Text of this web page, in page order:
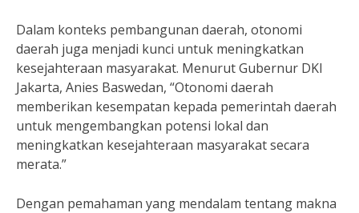
Dalam konteks pembangunan daerah, otonomi
daerah juga menjadi kunci untuk meningkatkan
kesejahteraan masyarakat. Menurut Gubernur DKI
Jakarta, Anies Baswedan, “Otonomi daerah
memberikan kesempatan kepada pemerintah daerah
untuk mengembangkan potensi lokal dan
meningkatkan kesejahteraan masyarakat secara
merata.”
Dengan pemahaman yang mendalam tentang makna